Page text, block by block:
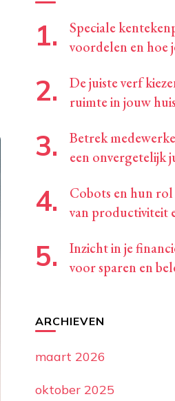
Speciale
voordelen en hoe
De juiste verf
ruimte in jouw huis
Betrek
een onvergetelijk
Cobots en hun
van productiviteit
Inzicht in je
voor sparen en
ARCHIEVEN
maart 2026
oktober 2025